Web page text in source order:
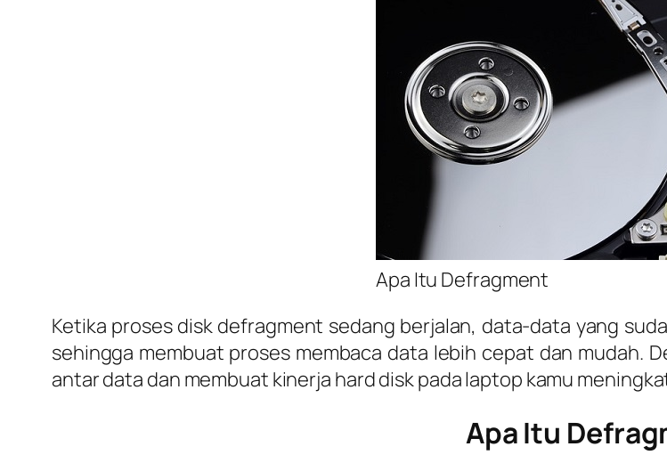
Apa Itu Defragment
Ketika proses disk defragment sedang berjalan, data-data yang
sehingga membuat proses membaca data lebih cepat dan mudah.
antar data dan membuat kinerja hard disk pada laptop kamu
Apa Itu